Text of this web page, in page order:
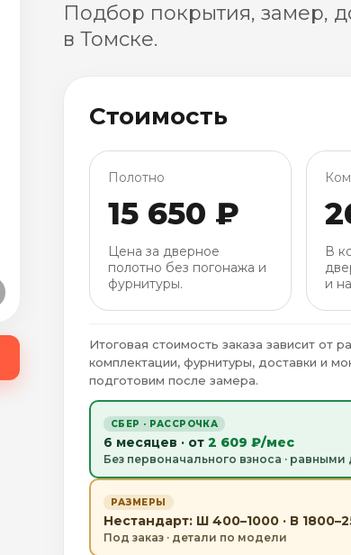
Подбор покрытия, замер,
в Томске.
Стоимость
Полотно
15 650 ₽
Цена за дверное
полотно без погонажа и
фурнитуры.
В
и
Итоговая стоимость заказа зависит от
комплектации, фурнитуры, доставки и
подготовим после замера.
СБЕР · РАССРОЧКА
6 месяцев · от 2 609 ₽/мес
Без первоначального взноса ·
РАЗМЕРЫ
Нестандарт: Ш 400–1000 · В
Под заказ · детали по модели